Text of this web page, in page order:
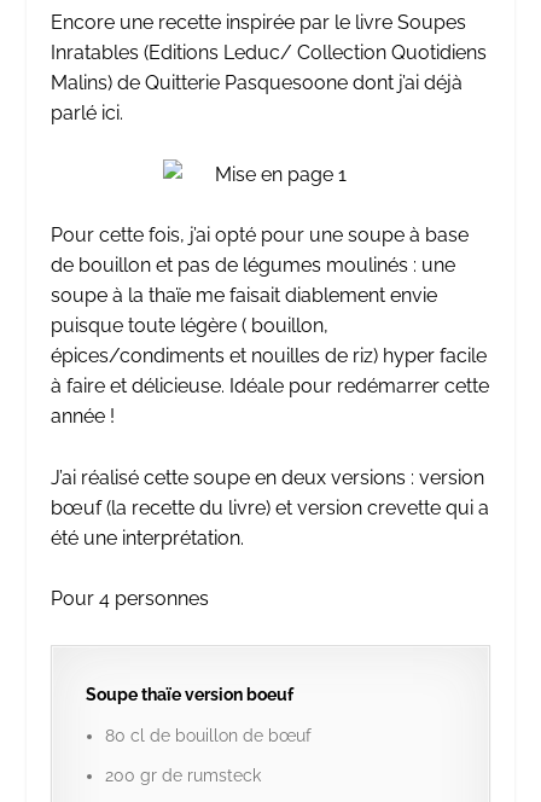
Encore une recette inspirée par le livre Soupes
Inratables (Editions Leduc/ Collection Quotidiens
Malins) de Quitterie Pasquesoone dont j’ai déjà
parlé ici.
Pour cette fois, j’ai opté pour une soupe à base
de bouillon et pas de légumes moulinés : une
soupe à la thaïe me faisait diablement envie
puisque toute légère ( bouillon,
épices/condiments et nouilles de riz) hyper facile
à faire et délicieuse. Idéale pour redémarrer cette
année !
J’ai réalisé cette soupe en deux versions : version
bœuf (la recette du livre) et version crevette qui a
été une interprétation.
Pour 4 personnes
Soupe thaïe version boeuf
80 cl de bouillon de bœuf
200 gr de rumsteck